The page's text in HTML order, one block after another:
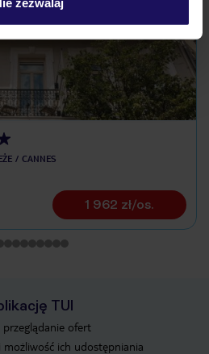
CANNES
1 962 zł/os.
TUI
przeglądanie ofert
ich udostępniania